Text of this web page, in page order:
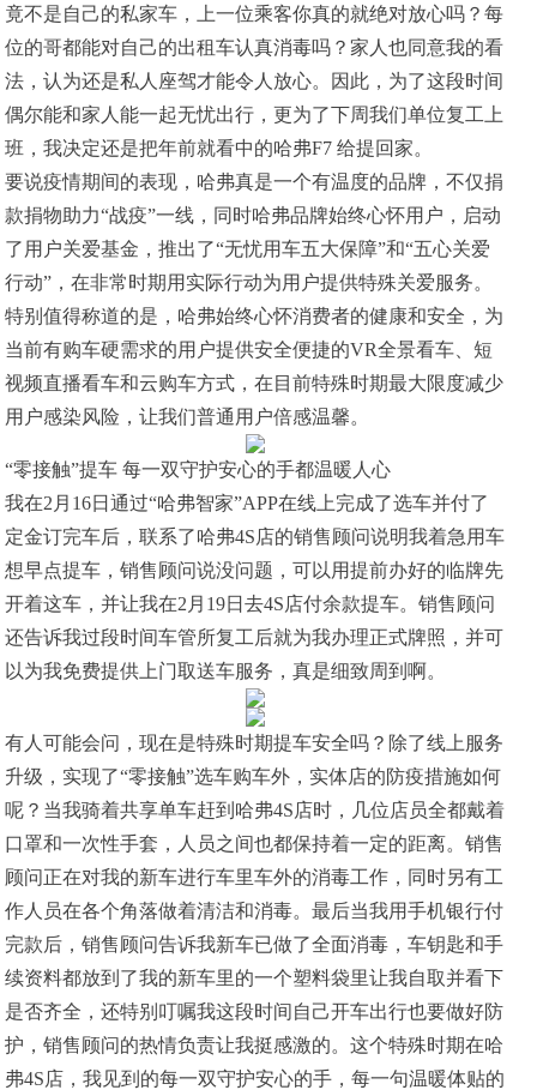
竟不是自己的私家车，上一位乘客你真的就绝对放心吗？每
位的哥都能对自己的出租车认真消毒吗？家人也同意我的看
法，认为还是私人座驾才能令人放心。因此，为了这段时间
偶尔能和家人能一起无忧出行，更为了下周我们单位复工上
班，我决定还是把年前就看中的哈弗F7 给提回家。
要说疫情期间的表现，哈弗真是一个有温度的品牌，不仅捐
款捐物助力“战疫”一线，同时哈弗品牌始终心怀用户，启动
了用户关爱基金，推出了“无忧用车五大保障”和“五心关爱
行动”，在非常时期用实际行动为用户提供特殊关爱服务。
特别值得称道的是，哈弗始终心怀消费者的健康和安全，为
当前有购车硬需求的用户提供安全便捷的VR全景看车、短
视频直播看车和云购车方式，在目前特殊时期最大限度减少
用户感染风险，让我们普通用户倍感温馨。
“零接触”提车 每一双守护安心的手都温暖人心
我在2月16日通过“哈弗智家”APP在线上完成了选车并付了
定金订完车后，联系了哈弗4S店的销售顾问说明我着急用车
想早点提车，销售顾问说没问题，可以用提前办好的临牌先
开着这车，并让我在2月19日去4S店付余款提车。销售顾问
还告诉我过段时间车管所复工后就为我办理正式牌照，并可
以为我免费提供上门取送车服务，真是细致周到啊。
有人可能会问，现在是特殊时期提车安全吗？除了线上服务
升级，实现了“零接触”选车购车外，实体店的防疫措施如何
呢？当我骑着共享单车赶到哈弗4S店时，几位店员全都戴着
口罩和一次性手套，人员之间也都保持着一定的距离。销售
顾问正在对我的新车进行车里车外的消毒工作，同时另有工
作人员在各个角落做着清洁和消毒。最后当我用手机银行付
完款后，销售顾问告诉我新车已做了全面消毒，车钥匙和手
续资料都放到了我的新车里的一个塑料袋里让我自取并看下
是否齐全，还特别叮嘱我这段时间自己开车出行也要做好防
护，销售顾问的热情负责让我挺感激的。这个特殊时期在哈
弗4S店，我见到的每一双守护安心的手，每一句温暖体贴的